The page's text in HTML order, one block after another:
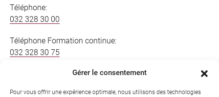
Gérer le consentement
Pour vous offrir une expérience optimale, nous utilisons des technologies
Téléphone:
032 328 30 00
Téléphone Formation continue:
032 328 30 75
Téléphone Formation initiale: